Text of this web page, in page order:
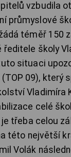
vzbudila
průmyslové
téměř 150
školy
situaci
09), který
Vladimíra
celé
je třeba celou
této největší
Volák